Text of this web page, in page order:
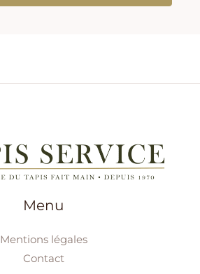
Menu
Mentions légales
Contact